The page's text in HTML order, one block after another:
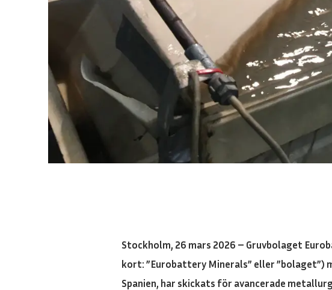
Stockholm, 26 mars 2026 – Gruvbolaget
kort: ”Eurobattery Minerals” eller ”bolaget”)
Spanien, har skickats för avancerade